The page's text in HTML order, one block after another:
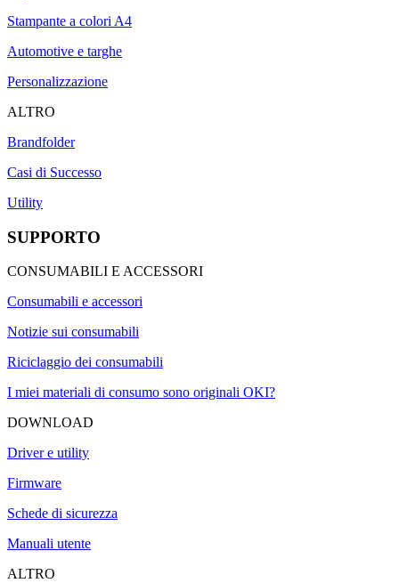
Stampante a colori A4
Automotive e targhe
Personalizzazione
ALTRO
Brandfolder
Casi di Successo
Utility
SUPPORTO
CONSUMABILI E ACCESSORI
Consumabili e accessori
Notizie sui consumabili
Riciclaggio dei consumabili
I miei materiali di consumo sono originali OKI?
DOWNLOAD
Driver e utility
Firmware
Schede di sicurezza
Manuali utente
ALTRO